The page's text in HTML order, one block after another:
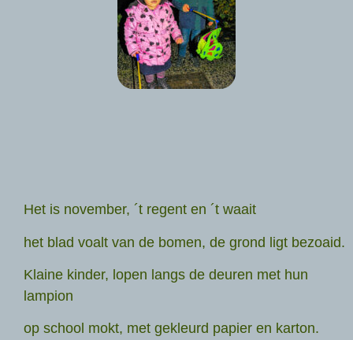
Het is november, ´t regent en ´t waait
het blad voalt van de bomen, de grond ligt bezoaid.
Klaine kinder, lopen langs de deuren met hun
lampion
op school mokt, met gekleurd papier en karton.